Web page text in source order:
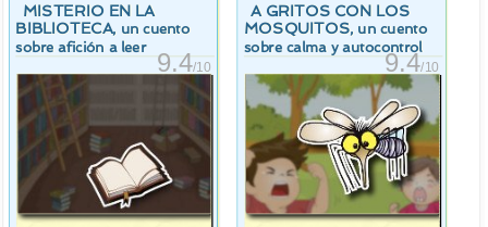
MISTERIO EN LA
BIBLIOTECA, un cuento
sobre afición a leer
9.4/10
A GRITOS CON LOS
MOSQUITOS, un cuento
sobre calma y autocontrol
9.4/10